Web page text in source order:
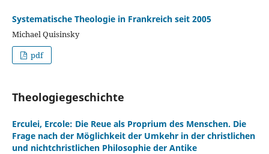
Systematische Theologie in Frankreich seit 2005
Michael Quisinsky
pdf
Theologiegeschichte
Erculei, Ercole: Die Reue als Proprium des Menschen. Die
Frage nach der Möglichkeit der Umkehr in der christlichen
und nichtchristlichen Philosophie der Antike